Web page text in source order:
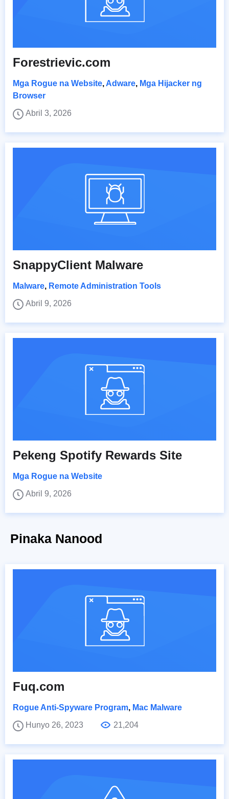
Forestrievic.com
Mga Rogue na Website, Adware, Mga Hijacker ng
Browser
Abril 3, 2026
SnappyClient Malware
Malware, Remote Administration Tools
Abril 9, 2026
Pekeng Spotify Rewards Site
Mga Rogue na Website
Abril 9, 2026
Pinaka Nanood
Fuq.com
Rogue Anti-Spyware Program, Mac Malware
Hunyo 26, 2023
21,204